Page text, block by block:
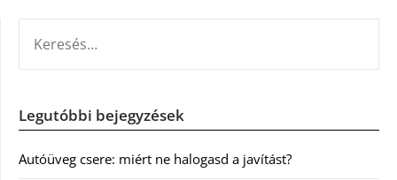
Legutóbbi bejegyzések
Autóüveg csere: miért ne halogasd a javítást?